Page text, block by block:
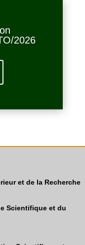
2026
et de la Recherche
Scientifique et du